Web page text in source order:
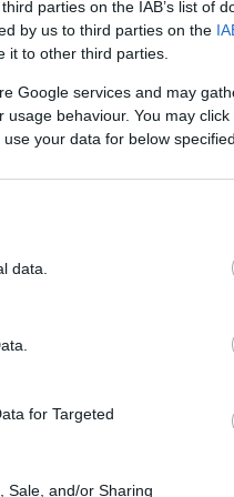
parties on the IAB’s list of
by us to third parties on the
it to other third parties.
Google services and may
behaviour. You may
your data for below
data.
for Targeted
Sale, and/or Sharing
della
delle
L’iniziativa
i